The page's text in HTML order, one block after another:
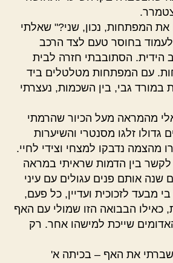
את המפתחות, נכון, שני?" שאלתי
בחוסר טעם לצד הרכב
הידית. הסתובבתי חזרה לבית
עם המפתחות מטלטלים ביד
גבי, בין השכמות, נעצרתי
מהמראה מעל הכיור שהרמתי
גדולו זלגו מסנטרי והשיערות
מהצמה נדבקו למצחי וצידי לחיי.
בין הדמות שראיתי במראה
שנה אותם פנים עגולים עם עיני
מבעד לזכוכית ועדיין, כל פעם,
כאילו הבבואה הזו שמולי עם האף
שייכת למישהו אחר. רק
את האף – בכיתה א'